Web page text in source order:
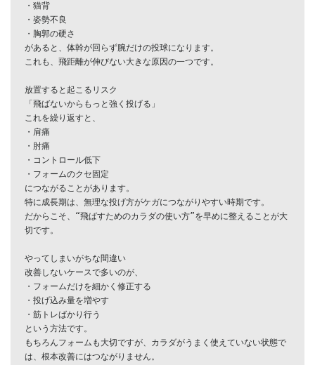
・猫背
・姿勢不良
・胸郭の硬さ
があると、体幹が回らず腕だけの投球になります。
これも、飛距離が伸びない大きな原因の一つです。
放置すると起こるリスク
「飛ばないからもっと強く投げる」
これを繰り返すと、
・肩痛
・肘痛
・コントロール低下
・フォームのクセ固定
につながることがあります。
特に成長期は、無理な投げ方がケガにつながりやすい時期です。
だからこそ、“飛ばすためのカラダの使い方”を早めに整えることが大
切です。
やってしまいがちな間違い
改善しないケースで多いのが、
・フォームだけを細かく修正する
・投げ込み量を増やす
・筋トレばかり行う
という方法です。
もちろんフォームも大切ですが、カラダがうまく使えていない状態で
は、根本改善にはつながりません。